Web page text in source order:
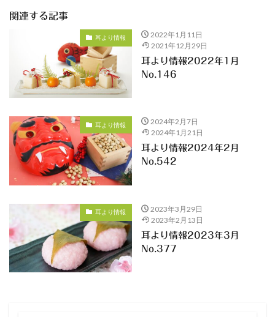
関連する記事
耳より情報
2022年1月11日
2021年12月29日
耳より情報2022年1月
No.146
耳より情報
2024年2月7日
2024年1月21日
耳より情報2024年2月
No.542
耳より情報
2023年3月29日
2023年2月13日
耳より情報2023年3月
No.377